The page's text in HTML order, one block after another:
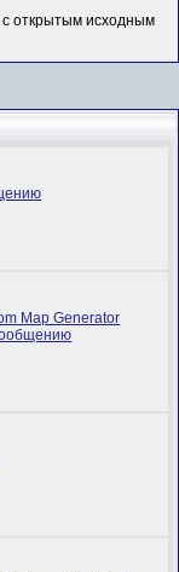
с открытым исходным
Map Generator